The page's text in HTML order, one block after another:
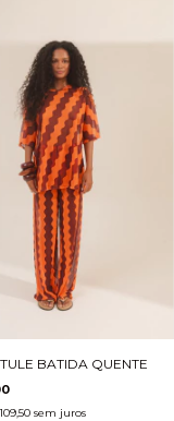
BATIDA QUENTE
sem juros